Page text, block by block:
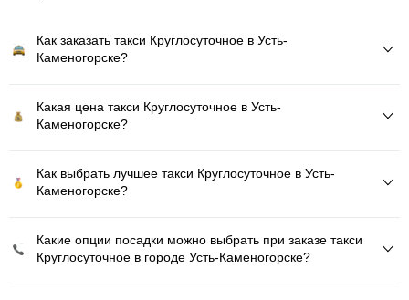
Как заказать такси Круглосуточное в Усть-
Каменогорске?
Какая цена такси Круглосуточное в Усть-
Каменогорске?
Как выбрать лучшее такси Круглосуточное в Усть-
Каменогорске?
Какие опции посадки можно выбрать при заказе такси
Круглосуточное в городе Усть-Каменогорске?